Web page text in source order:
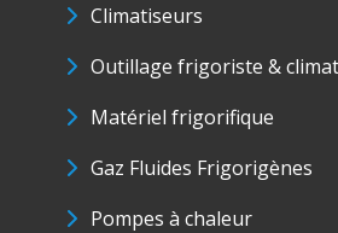
Climatiseurs
Outillage frigoriste &
Matériel frigorifique
Gaz Fluides Frigorigènes
Pompes à chaleur